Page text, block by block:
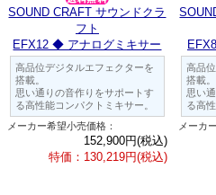
SOUND CRAFT サウンドクラ
フト
EFX12 ◆ アナログミキサー
高品位デジタルエフェクターを
搭載。
思い通りの音作りをサポートす
る高性能コンパクトミキサー。
メーカー希望小売価格：
152,900円(税込)
特価：130,219円(税込)
高品
搭載。
思い
る高
メーカ